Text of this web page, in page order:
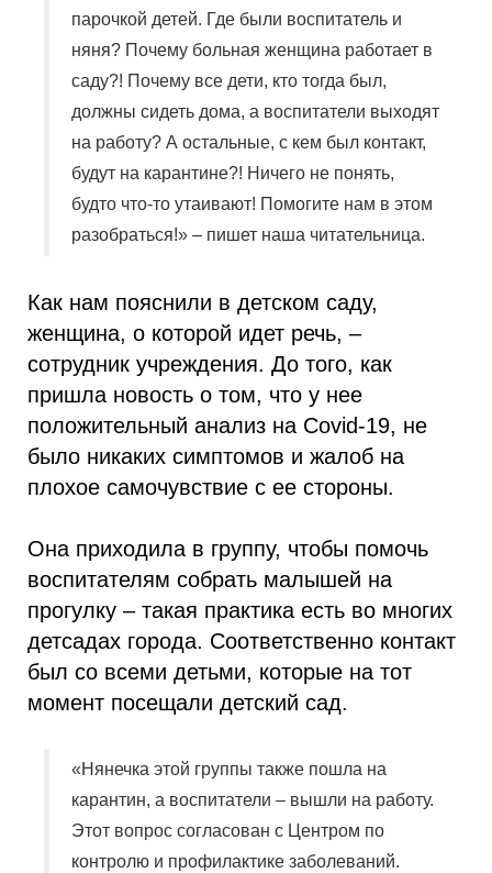
парочкой детей. Где были воспитатель и
няня? Почему больная женщина работает в
саду?! Почему все дети, кто тогда был,
должны сидеть дома, а воспитатели выходят
на работу? А остальные, с кем был контакт,
будут на карантине?! Ничего не понять,
будто что-то утаивают! Помогите нам в этом
разобраться!» – пишет наша читательница.
Как нам пояснили в детском саду,
женщина, о которой идет речь, –
сотрудник учреждения. До того, как
пришла новость о том, что у нее
положительный анализ на Covid-19, не
было никаких симптомов и жалоб на
плохое самочувствие с ее стороны.
Она приходила в группу, чтобы помочь
воспитателям собрать малышей на
прогулку – такая практика есть во многих
детсадах города. Соответственно контакт
был со всеми детьми, которые на тот
момент посещали детский сад.
«Нянечка этой группы также пошла на
карантин, а воспитатели – вышли на работу.
Этот вопрос согласован с Центром по
контролю и профилактике заболеваний.